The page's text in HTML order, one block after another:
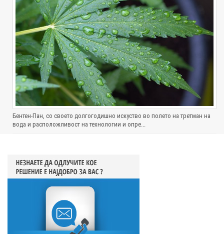
Бентен-Пан, со своето долгогодишно искуство во полето на третман на
вода и расположливост на технологии и опре...